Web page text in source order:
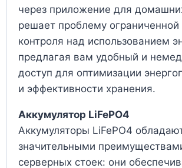
через приложение для
решает проблему
контроля над использованием
предлагая вам удобный и
доступ для оптимизации
и эффективности хранения.
Аккумулятор LiFePO4
Аккумуляторы LiFePO4
значительными
серверных стоек: они